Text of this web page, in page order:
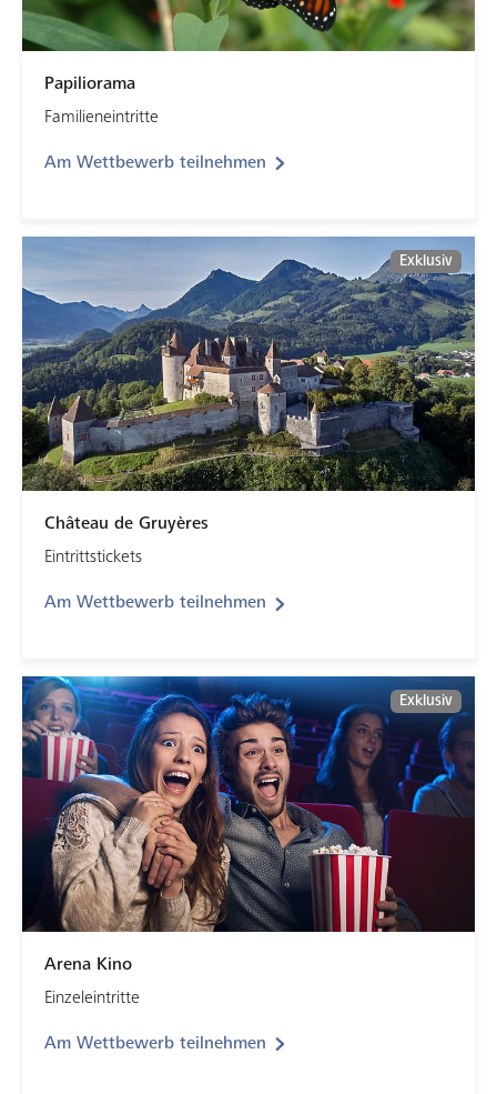
Papiliorama
Familieneintritte
Am Wettbewerb teilnehmen
Château de Gruyères
Eintrittstickets
Am Wettbewerb teilnehmen
Exklusiv
Arena Kino
Einzeleintritte
Am Wettbewerb teilnehmen
Exklusiv